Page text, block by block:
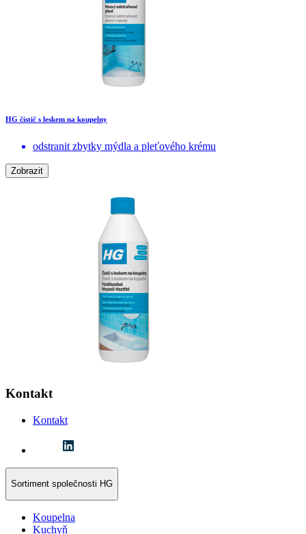
HG čistič s leskem na koupelny
odstranit zbytky mýdla a pleťového krému
Zobrazit
Kontakt
Kontakt
Sortiment společnosti HG
Koupelna
Kuchyň